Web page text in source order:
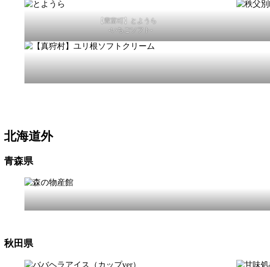
【豊富町】とようら
-いちごソフト-
北海道外
青森県
秋田県